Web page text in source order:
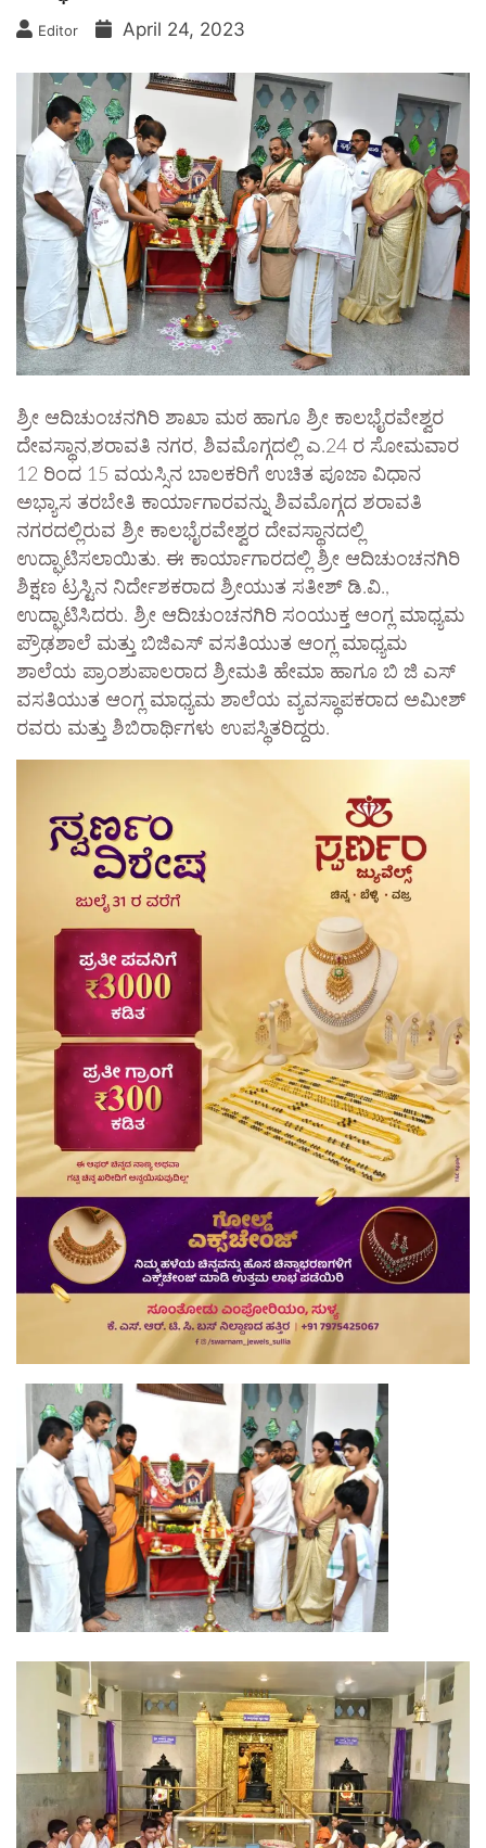
Editor April 24, 2023
ಶ್ರೀ ಆದಿಚುಂಚನಗಿರಿ ಶಾಖಾ ಮಠ ಹಾಗೂ ಶ್ರೀ ಕಾಲಭೈರವೇಶ್ವರ
ದೇವಸ್ಥಾನ,ಶರಾವತಿ ನಗರ, ಶಿವಮೊಗ್ಗದಲ್ಲಿ ಎ.24 ರ ಸೋಮವಾರ
12 ರಿಂದ 15 ವಯಸ್ಸಿನ ಬಾಲಕರಿಗೆ ಉಚಿತ ಪೂಜಾ ವಿಧಾನ
ಅಭ್ಯಾಸ ತರಬೇತಿ ಕಾರ್ಯಾಗಾರವನ್ನು ಶಿವಮೊಗ್ಗದ ಶರಾವತಿ
ನಗರದಲ್ಲಿರುವ ಶ್ರೀ ಕಾಲಭೈರವೇಶ್ವರ ದೇವಸ್ಥಾನದಲ್ಲಿ
ಉದ್ಘಾಟಿಸಲಾಯಿತು. ಈ ಕಾರ್ಯಾಗಾರದಲ್ಲಿ ಶ್ರೀ ಆದಿಚುಂಚನಗಿರಿ
ಶಿಕ್ಷಣ ಟ್ರಸ್ಟಿನ ನಿರ್ದೇಶಕರಾದ ಶ್ರೀಯುತ ಸತೀಶ್ ಡಿ.ವಿ.,
ಉದ್ಘಾಟಿಸಿದರು. ಶ್ರೀ ಆದಿಚುಂಚನಗಿರಿ ಸಂಯುಕ್ತ ಆಂಗ್ಲ ಮಾಧ್ಯಮ
ಪ್ರೌಢಶಾಲೆ ಮತ್ತು ಬಿಜಿಎಸ್ ವಸತಿಯುತ ಆಂಗ್ಲ ಮಾಧ್ಯಮ
ಶಾಲೆಯ ಪ್ರಾಂಶುಪಾಲರಾದ ಶ್ರೀಮತಿ ಹೇಮಾ ಹಾಗೂ ಬಿ ಜಿ ಎಸ್
ವಸತಿಯುತ ಆಂಗ್ಲ ಮಾಧ್ಯಮ ಶಾಲೆಯ ವ್ಯವಸ್ಥಾಪಕರಾದ ಅಮೀಶ್
ರವರು ಮತ್ತು ಶಿಬಿರಾರ್ಥಿಗಳು ಉಪಸ್ಥಿತರಿದ್ದರು.